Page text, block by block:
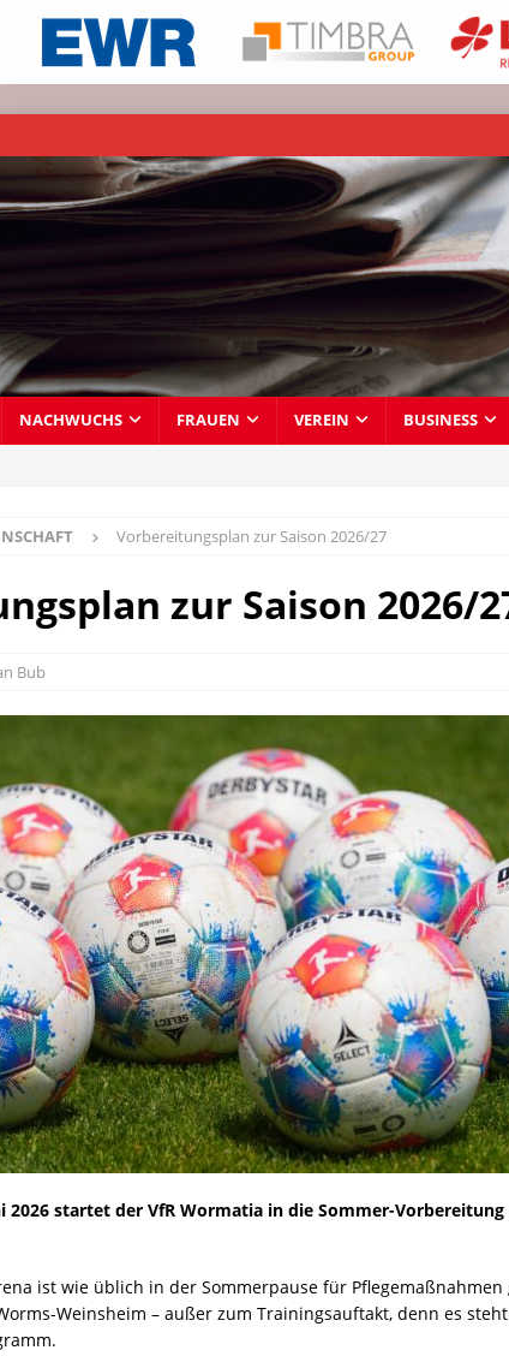
NACHWUCHS FRAUEN VEREIN BUSINESS
Vorbereitungsplan zur Saison 2026/27
zur Saison 2026/
Bub
2026 startet der VfR Wormatia in die Sommer-
ist wie üblich in der Sommerpause für Pflegemaßnahmen
Weinsheim – außer zum Trainingsauftakt, denn es